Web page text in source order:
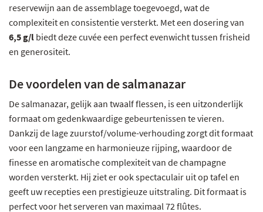
reservewijn aan de assemblage toegevoegd, wat de
complexiteit en consistentie versterkt. Met een dosering van
6,5 g/l biedt deze cuvée een perfect evenwicht tussen frisheid
en generositeit.
De voordelen van de salmanazar
De salmanazar, gelijk aan twaalf flessen, is een uitzonderlijk
formaat om gedenkwaardige gebeurtenissen te vieren.
Dankzij de lage zuurstof/volume-verhouding zorgt dit formaat
voor een langzame en harmonieuze rijping, waardoor de
finesse en aromatische complexiteit van de champagne
worden versterkt. Hij ziet er ook spectaculair uit op tafel en
geeft uw recepties een prestigieuze uitstraling. Dit formaat is
perfect voor het serveren van maximaal 72 flûtes.